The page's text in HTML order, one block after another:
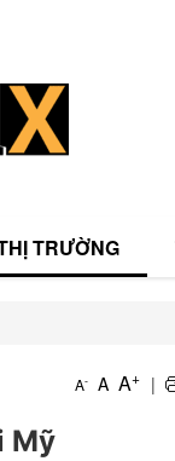
TRƯỜNG
A- A A+ |
Mỹ